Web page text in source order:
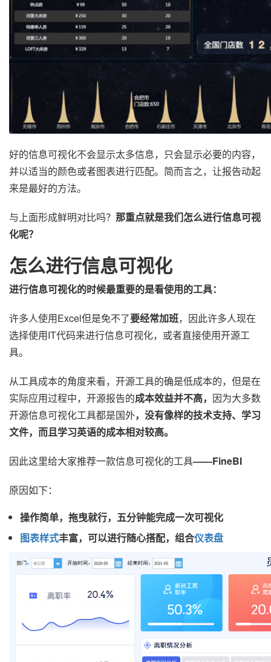
好的信息可视化不会显示太多信息，只会显示必要的内容，
并以适当的颜色或者图表进行匹配。简而言之，让报告动起
来是最好的方法。
与上面形成鲜明对比吗？ 那重点就是我们怎么进行信息可视
化呢？
怎么进行信息可视化
进行信息可视化的时候最重要的是看使用的工具：
许多人使用Excel但是免不了要经常加班，因此许多人现在
选择使用IT代码来进行信息可视化，或者直接使用开源工
具。
从工具成本的角度来看，开源工具的确是低成本的，但是在
实际应用过程中，开源报告的成本效益并不高， 因为大多数
开源信息可视化工具都是国外，没有像样的技术支持、学习
文件，而且学习英语的成本相对较高。
因此这里给大家推荐一款信息可视化的工具——FineBI
原因如下：
操作简单，拖曳就行，五分钟能完成一次可视化
图表样式丰富，可以进行随心搭配，组合仪表盘